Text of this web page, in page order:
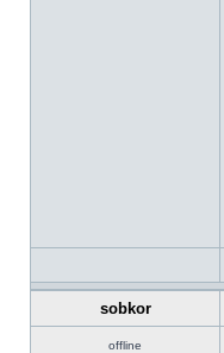
sobkor
offline